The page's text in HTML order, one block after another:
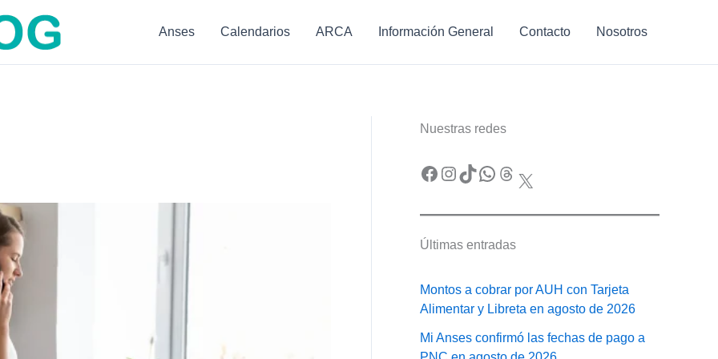
Anses Calendarios ARCA Información General Contacto Nosotros
Nuestras redes
Facebook Instagram TikTok WhatsApp Threads X
Últimas entradas
Montos a cobrar por AUH con Tarjeta
Alimentar y Libreta en agosto de 2026
Mi Anses confirmó las fechas de pago a